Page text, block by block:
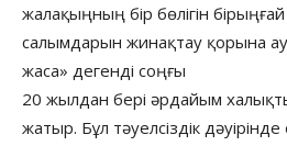
жалақыңның бір бөлігін
салымдарын жинақтау қорына
жаса» дегенді соңғы
20 жылдан бері әрдайым
жатыр. Бұл тәуелсіздік